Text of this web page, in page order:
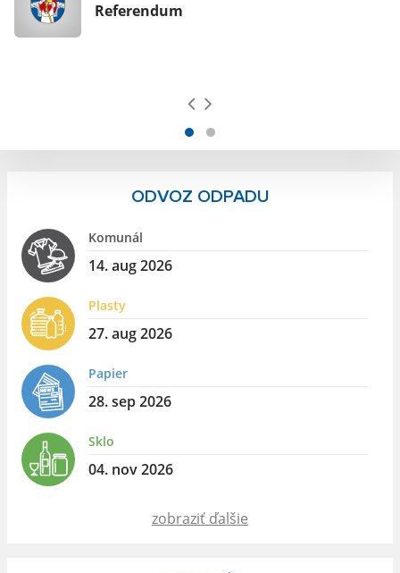
Referendum
ODVOZ ODPADU
Komunál
14. aug 2026
Plasty
27. aug 2026
Papier
28. sep 2026
Sklo
04. nov 2026
zobraziť ďalšie